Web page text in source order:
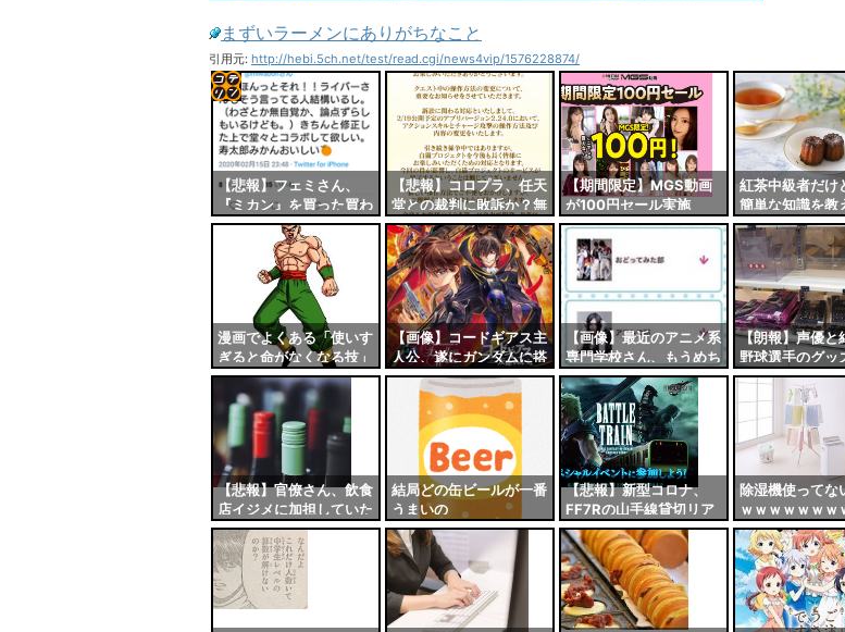
まずいラーメンにありがちなこと
引用元: http://hebi.5ch.net/test/read.cgi/news4vip/1576228874/
【悲報】フェミさん、
『ミカン』を買った買わ
ないで仲間同士で喧嘩し
てしまう
【悲報】コロプラ、任天
堂との裁判に敗訴か？無
事『白猫』の操作法が変
わる模様
【期間限定】MGS動画
が100円セール実施
中！！とりあえず全部買
うやろｗｗｗｗｗ
紅茶中級者だけ
簡単な知識を教
漫画でよくある「使いす
ぎると命がなくなる技」
のリスクｗｗｗ
【画像】コードギアス主
人公、遂にガンダムに搭
乗し始めるｗｗｗｗ
【画像】最近のアニメ系
専門学校さん、もうめち
ゃくちゃｗｗｗｗ
【朗報】声優と
野球選手のグッ
か完売する事態
【悲報】官僚さん、飲食
店イジメに加担していた
結局どの缶ビールが一番
うまいの
【悲報】新型コロナ、
FF7Rの山手線貸切リア
イベを中止に追い込む…
除湿機使ってな
ｗｗｗｗｗｗｗ
コテ
リン
- 固
定リ
ツー
ル